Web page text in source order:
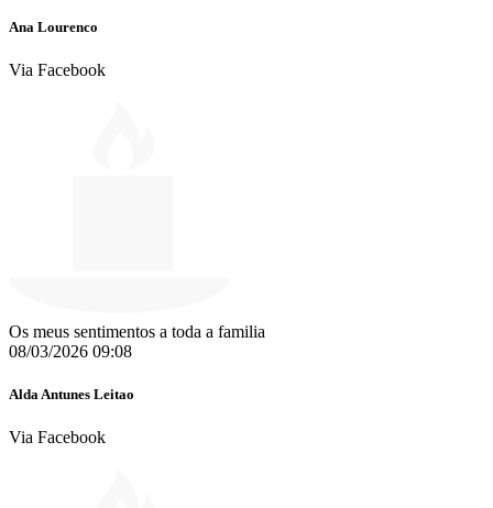
Ana Lourenco
Via Facebook
Os meus sentimentos a toda a familia
08/03/2026 09:08
Alda Antunes Leitao
Via Facebook